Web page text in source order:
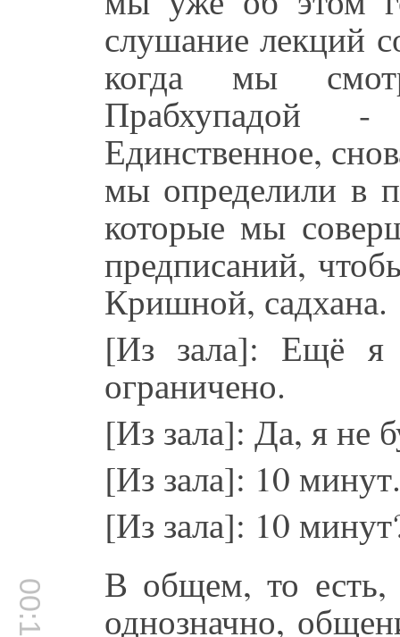
слушание лекций
когда мы
Прабхупадой
Единственное,
мы определили в
которые мы
предписаний,
Кришной, садхана.
[Из зала]: Ещё я
ограничено.
[Из зала]: Да, я не
[Из зала]: 10 минут.
[Из зала]: 10
В общем, то есть,
однозначно,